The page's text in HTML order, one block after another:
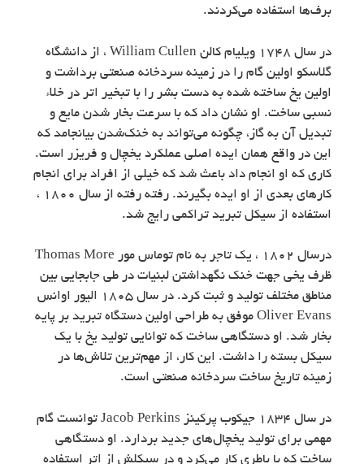
برف‌ها استفاده می‌کردند.
در سال 1748 ویلیام کالن William Cullen ، از دانشگاه
گلاسکو اولین گام را در زمینه سردخانه‌ صنعتی برداشت و
اولین یخ ساخته شده به دست بشر را با تبخیر اتر در خلاء
نسبی ساخت. او نشان داد که با سرعت بخار شدن مایع و
تبدیل آن به گاز، چگونه می‌تواند به خنک‌شدن بیانجامد که
این در واقع همان ایده اصلی عملکرد یخچال و فریزر است.
کاری که او انجام داد باعث شد که خیلی از افراد برای انجام
کارهای بعدی از او ایده بگیرند. رفته رفته از سال 1800 ،
استفاده از سیکل تبرید تراکمی رایج شد.
درسال 1802 ، یک تاجر به نام توماس مور Thomas More
ظرف یخی جهت خنک نگهداشتن لبنیات در طی جابجایی بین
مناطق مختلف تولید و ثبت کرد. در سال 1805 الیور اوانس
Oliver Evans موفق به طراحی اولین دستگاه تبرید بر پایه
بخار شد. او دستگاهی ساخت که توانایی تولید یخ با یک
سیکل بسته را داشت. این کار، از مهم‌ترین تلاش‌ها در
زمینه تاریخ ساخت سردخانه‌ صنعتی است.
در سال 1834 جیکوب پرکینز Jacob Perkins توانست گام
مهمی برای تولید یخچال‌های جدید بردارد. او دستگاهی
ساخت که با باطری کار می‌کرد و در سیکلش از اتر استفاده